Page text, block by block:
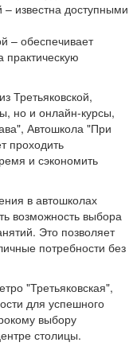
известна доступными
– обеспечивает
практическую
Третьяковской,
но и онлайн-курсы,
Автошкола "При
проходить
и сэкономить
в автошколах
возможность выбора
Это позволяет
потребности без
"Третьяковская",
для успешного
выбору
столицы.